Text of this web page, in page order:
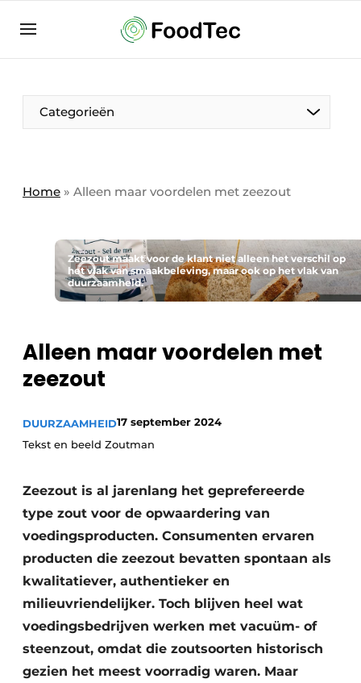
Bedrijven
Bedrijven
Direct contact
Evenement aanmelden
Home
Meest gelezen
Podcasts
Privacy / Cookie statement
Categorieën
Home » ​Alleen maar voordelen met zeezout
Zeezout maakt voor de klant niet alleen het verschil op
het vlak van smaakbeleving, maar ook op het vlak van
duurzaamheid.
​Alleen maar voordelen met
zeezout
DUURZAAMHEID17 september 2024
Tekst en beeld Zoutman
Zeezout is al jarenlang het geprefereerde
type zout voor de opwaardering van
voedingsproducten. Consumenten ervaren
producten die zeezout bevatten spontaan als
kwalitatiever, authentieker en
milieuvriendelijker. Toch blijven heel wat
voedingsbedrijven werken met vacuüm- of
steenzout, omdat die zoutsoorten historisch
gezien het meest voorradig waren. Maar